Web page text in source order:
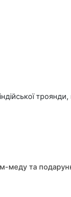
троянди,
меду та